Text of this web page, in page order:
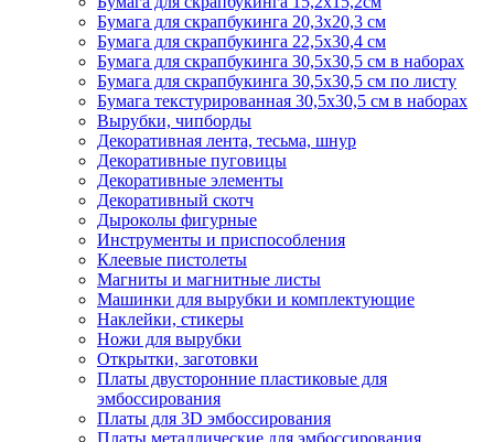
Бумага для скрапбукинга 20,3х20,3 см
Бумага для скрапбукинга 22,5х30,4 см
Бумага для скрапбукинга 30,5х30,5 см в наборах
Бумага для скрапбукинга 30,5х30,5 см по листу
Бумага текстурированная 30,5х30,5 см в наборах
Вырубки, чипборды
Декоративная лента, тесьма, шнур
Декоративные пуговицы
Декоративные элементы
Декоративный скотч
Дыроколы фигурные
Инструменты и приспособления
Клеевые пистолеты
Магниты и магнитные листы
Машинки для вырубки и комплектующие
Наклейки, стикеры
Ножи для вырубки
Открытки, заготовки
Платы двусторонние пластиковые для
эмбоссирования
Платы для 3D эмбоссирования
Платы металлические для эмбоссирования